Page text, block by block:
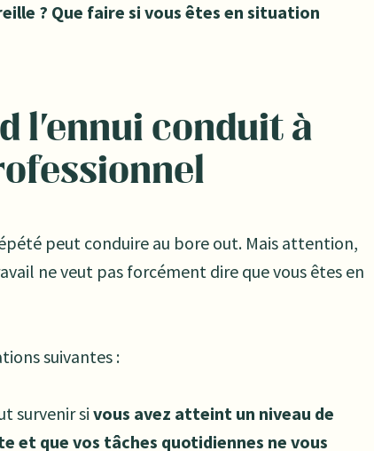
? Que faire si vous êtes en situation
l'ennui conduit à
peut conduire au bore out. Mais attention,
ne veut pas forcément dire que vous êtes en
suivantes :
survenir si vous avez atteint un niveau de
et que vos tâches quotidiennes ne vous